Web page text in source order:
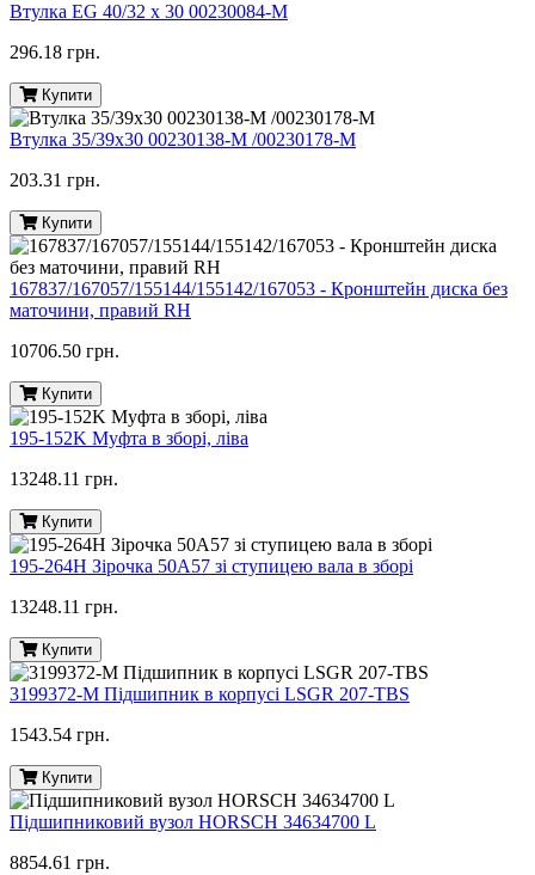
Втулка EG 40/32 x 30 00230084-M
296.18 грн.
Купити
Втулка 35/39х30 00230138-M /00230178-M
203.31 грн.
Купити
167837/167057/155144/155142/167053 - Кронштейн диска без
маточини, правий RH
10706.50 грн.
Купити
195-152K Муфта в зборі, ліва
13248.11 грн.
Купити
195-264H Зірочка 50A57 зі ступицею вала в зборі
13248.11 грн.
Купити
3199372-M Підшипник в корпусі LSGR 207-TBS
1543.54 грн.
Купити
Підшипниковий вузол HORSCH 34634700 L
8854.61 грн.